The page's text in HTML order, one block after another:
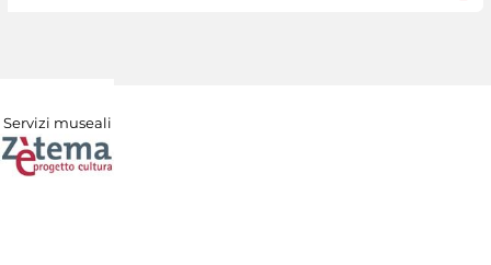
Servizi museali